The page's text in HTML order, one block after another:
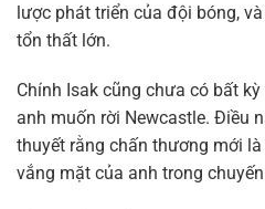
lược phát triển của đội bóng,
tổn thất lớn.
Chính Isak cũng chưa có bất
anh muốn rời Newcastle. Điều
thuyết rằng chấn thương mới
vắng mặt của anh trong